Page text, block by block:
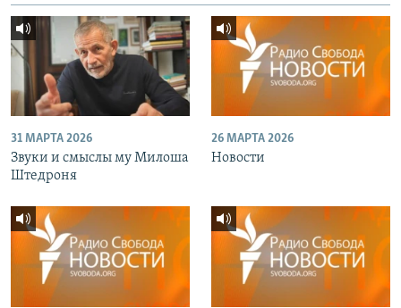
31 МАРТА 2026
Звуки и смыслы му Милоша
Штедроня
26 МАРТА 2026
Новости